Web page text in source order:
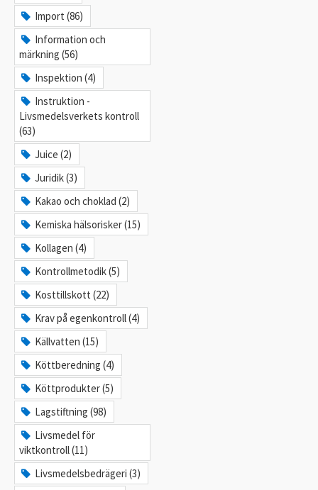
Import (86)
Information och
märkning (56)
Inspektion (4)
Instruktion -
Livsmedelsverkets kontroll
(63)
Juice (2)
Juridik (3)
Kakao och choklad (2)
Kemiska hälsorisker (15)
Kollagen (4)
Kontrollmetodik (5)
Kosttillskott (22)
Krav på egenkontroll (4)
Källvatten (15)
Köttberedning (4)
Köttprodukter (5)
Lagstiftning (98)
Livsmedel för
viktkontroll (11)
Livsmedelsbedrägeri (3)